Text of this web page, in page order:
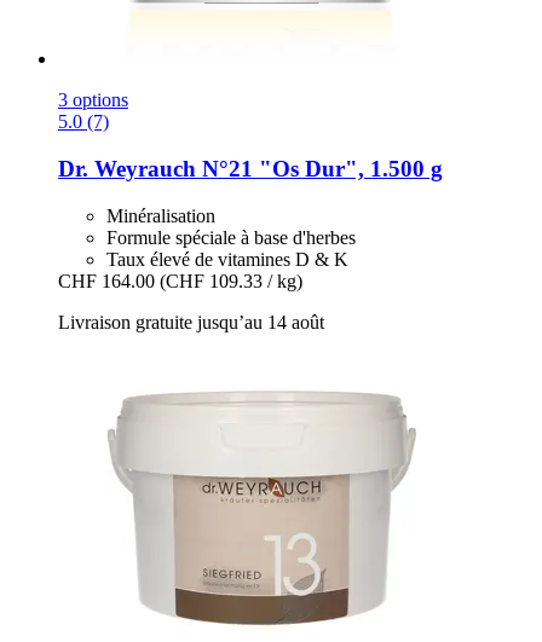
3 options
5.0 (7)
Dr. Weyrauch N°21 "Os Dur", 1.500 g
Minéralisation
Formule spéciale à base d'herbes
Taux élevé de vitamines D & K
CHF 164.00 (CHF 109.33 / kg)
Livraison gratuite jusqu’au 14 août